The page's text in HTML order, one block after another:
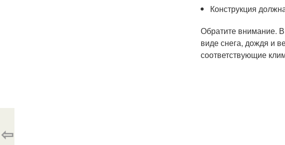
Конструкция
Обратите внимание.
виде снега, дождя и
соответствующие
⇦